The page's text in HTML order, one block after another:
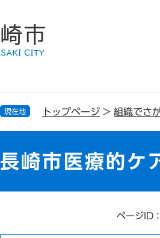
現在地 トップページ > 組織でさ
長崎市医療的ケ
ページID